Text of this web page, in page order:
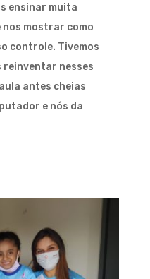
ensinar muita
nos mostrar como
controle. Tivemos
reinventar nesses
antes cheias
e nós da